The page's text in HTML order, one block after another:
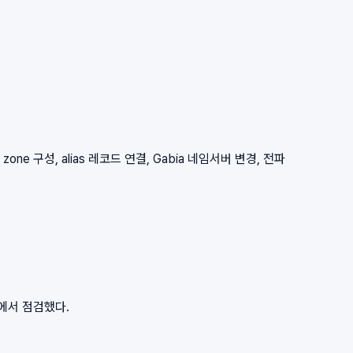
구성, alias 레코드 연결, Gabia 네임서버 변경, 전파
서 점검했다.